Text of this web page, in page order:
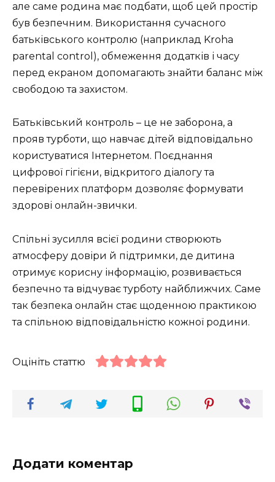
але саме родина має подбати, щоб цей простір
був безпечним. Використання сучасного
батьківського контролю (наприклад Kroha
parental control), обмеження додатків і часу
перед екраном допомагають знайти баланс між
свободою та захистом.
Батьківський контроль – це не заборона, а
прояв турботи, що навчає дітей відповідально
користуватися Інтернетом. Поєднання
цифрової гігієни, відкритого діалогу та
перевірених платформ дозволяє формувати
здорові онлайн-звички.
Спільні зусилля всієї родини створюють
атмосферу довіри й підтримки, де дитина
отримує корисну інформацію, розвивається
безпечно та відчуває турботу найближчих. Саме
так безпека онлайн стає щоденною практикою
та спільною відповідальністю кожної родини.
Оцініть статтю
Додати коментар